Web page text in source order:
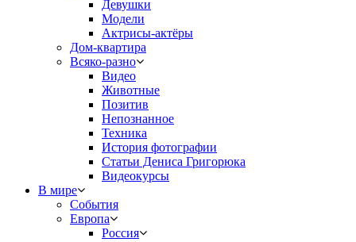
Девушки
Модели
Актрисы-актёры
Дом-квартира
Всяко-разно
Видео
Животные
Позитив
Непознанное
Техника
История фотографии
Статьи Дениса Григорюка
Видеокурсы
В мире
События
Европа
Россия